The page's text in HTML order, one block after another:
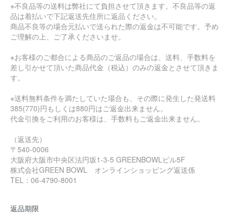
※不良品等の送料は弊社にて負担させて頂きます。不良品等の返
品は着払いで下記返送先住所に返品ください。
商品不良等の場合元払いで送られた際の返金は不可能です。予め
ご理解の上、ご了承くださいませ。
※お客様のご都合による商品のご返品の場合は、送料、手数料を
差し引かせて頂いた商品代金（税込）のみの返金とさせて頂きま
す。
※送料無料条件を満たしていた場合も、その際に発生した発送料
385(770)円もしくは880円はご返金出来ません。
代金引換をご利用のお客様は、手数料もご返金出来ません。
（返送先）
〒540-0006
大阪府大阪市中央区法円坂1-3-5 GREENBOWLビル5F
株式会社GREEN BOWL オンラインショッピング返送係
TEL：06-4790-8001
返品期限